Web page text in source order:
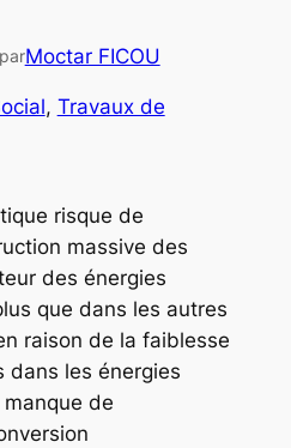
Moctar FICOU
, Travaux de
risque de
massive des
des énergies
que dans les autres
raison de la faiblesse
dans les énergies
de